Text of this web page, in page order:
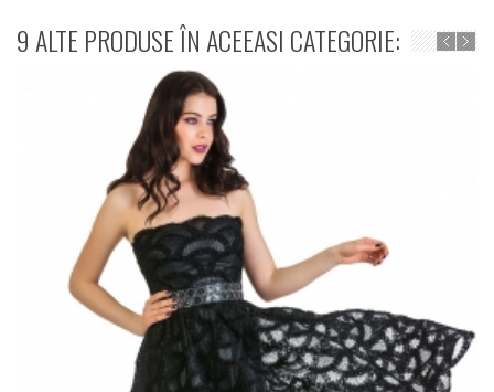
9 ALTE PRODUSE ÎN ACEEASI CATEGORIE: